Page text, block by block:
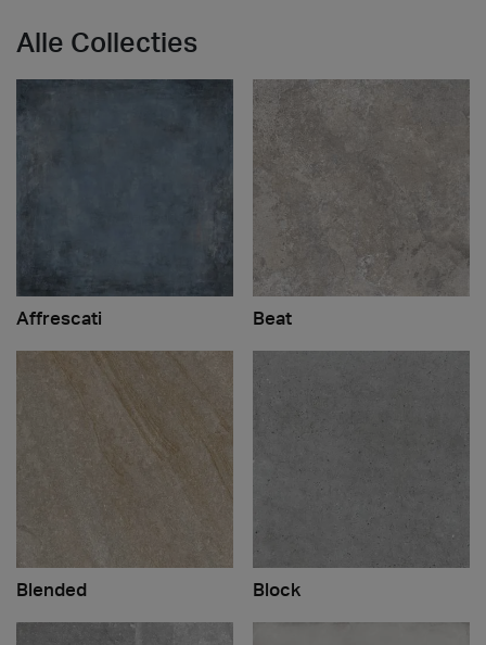
Alle Collecties
Affrescati Beat
Blended Block